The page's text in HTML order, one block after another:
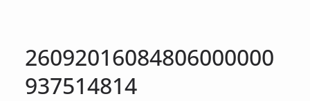
26092016084806000000
937514814